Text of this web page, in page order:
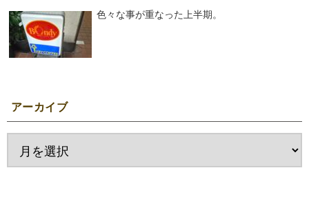
色々な事が重なった上半期。
アーカイブ